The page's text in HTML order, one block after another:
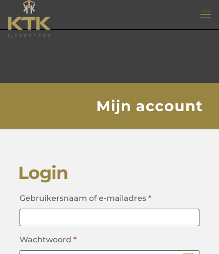
Mijn account
Login
Gebruikersnaam of e-mailadres *Vereist
Wachtwoord *Vereist